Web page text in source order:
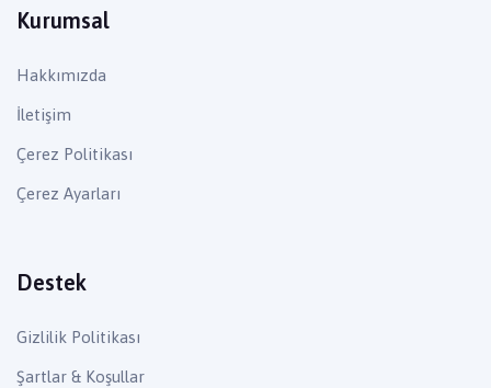
Kurumsal
Hakkımızda
İletişim
Çerez Politikası
Çerez Ayarları
Destek
Gizlilik Politikası
Şartlar & Koşullar